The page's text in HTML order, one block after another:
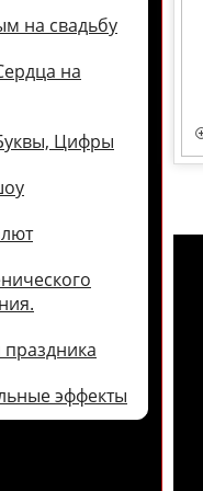
на свадьбу
на
Цифры
эффекты